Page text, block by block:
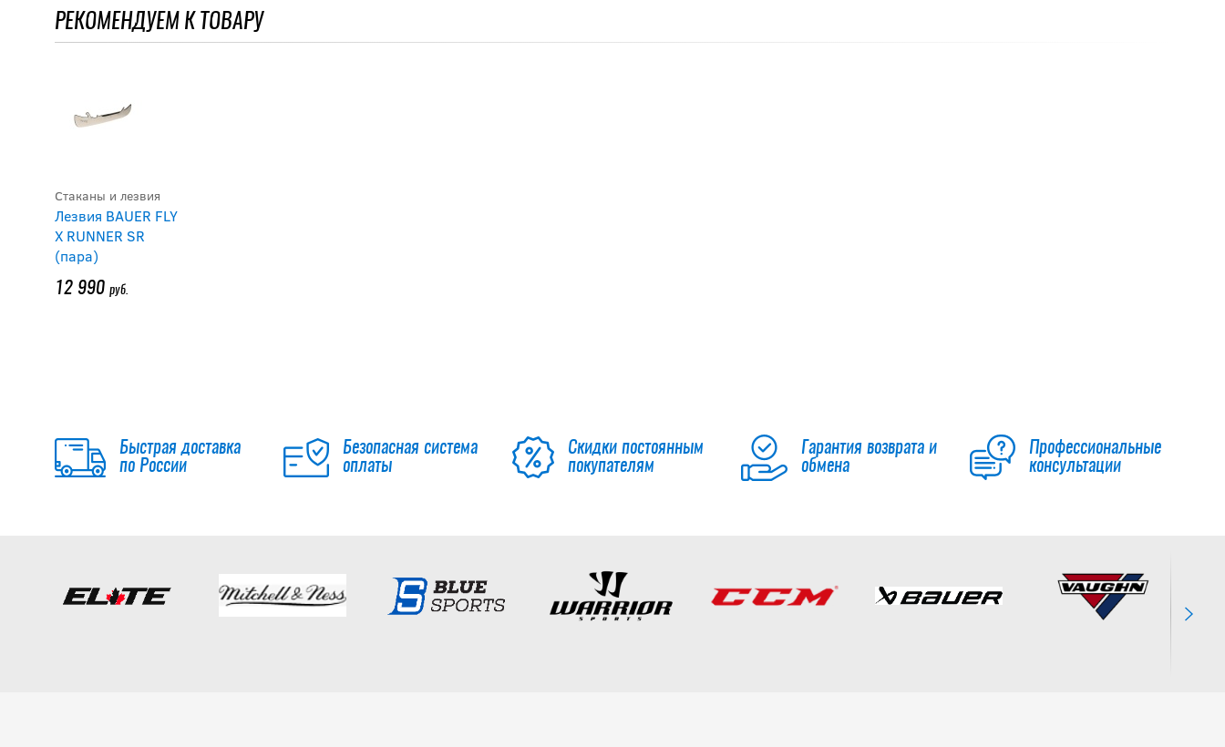
79 990руб.
РЕКОМЕНДУЕМ К ТОВАРУ
Стаканы и лезвия
Лезвия BAUER FLY
X RUNNER SR
(пара)
12 990 руб.
Быстрая доставка
по России
Безопасная система
оплаты
Скидки постоянным
покупателям
Гарантия возврата и
обмена
Профессиональные
консультации